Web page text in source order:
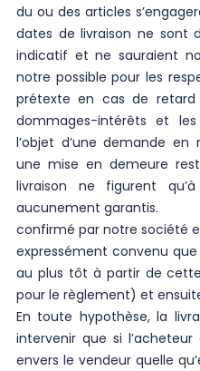
du ou des articles
dates de livraison ne sont
indicatif et ne sauraient
notre possible pour les
prétexte en cas de retard
dommages-intérêts et
l’objet d’une demande
une mise en demeure
livraison ne figurent
aucunement
confirmé par notre société
expressément convenu que
au plus tôt à partir de
pour le règlement) et
En toute hypothèse, la
intervenir que si
envers le vendeur quelle